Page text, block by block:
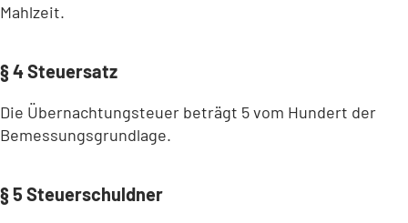
Mahlzeit.
§ 4 Steuersatz
Die Übernachtungsteuer beträgt 5 vom Hundert der
Bemessungsgrundlage.
§ 5 Steuerschuldner